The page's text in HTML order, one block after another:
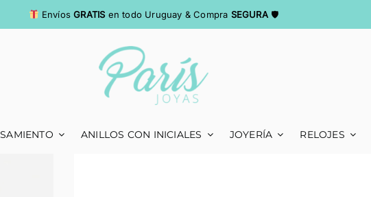
EnvíosGRATIS en todo Uruguay & Compra SEGURA🛡
ANILLOS CON INICIALES JOYERÍA RELOJES